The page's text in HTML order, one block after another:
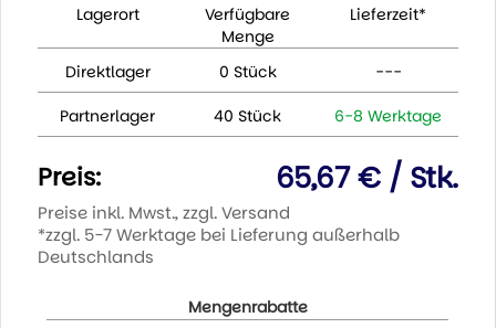
Lagerort
Verfügbare
Menge
Lieferzeit*
Direktlager 0 Stück ---
Partnerlager 40 Stück 6-8 Werktage
Preis: 65,67 € / Stk.
Preise inkl. Mwst., zzgl. Versand
*zzgl. 5-7 Werktage bei Lieferung außerhalb
Deutschlands
Mengenrabatte